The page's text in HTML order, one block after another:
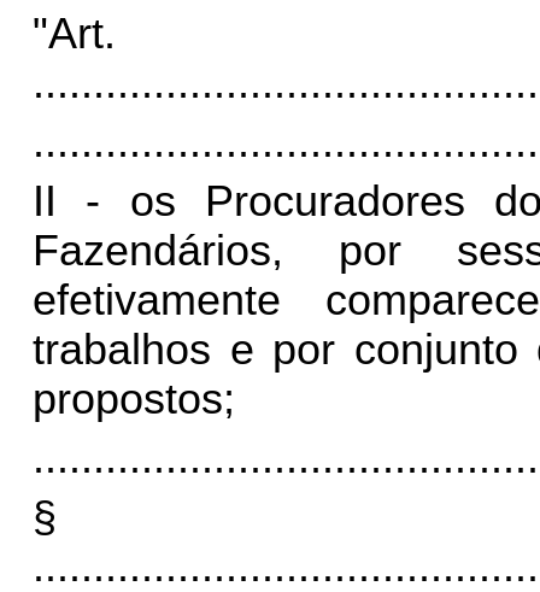
II - os Procuradores
Fazendários, por
efetivamente
trabalhos e por
propostos;
§